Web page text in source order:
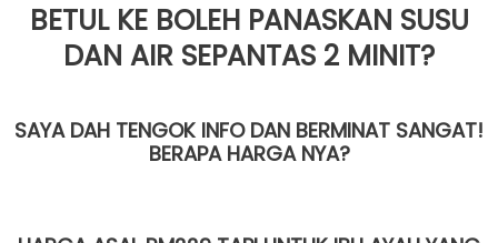
BETUL KE BOLEH PANASKAN SUSU
DAN AIR SEPANTAS 2 MINIT?
SAYA DAH TENGOK INFO DAN BERMINAT SANGAT!
BERAPA HARGA NYA?